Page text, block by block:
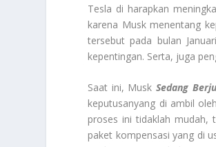
Tesla di harapkan
karena Musk menentang
tersebut pada bulan
kepentingan. Serta, juga
Saat ini, MuskSedang
keputusanyang di ambil
proses ini tidaklah mudah,
paket kompensasi yang di